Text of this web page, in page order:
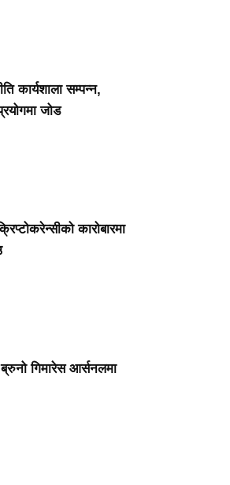
कार्यशाला सम्पन्न,
जोड
कारोबारमा
गिमारेस आर्सनलमा